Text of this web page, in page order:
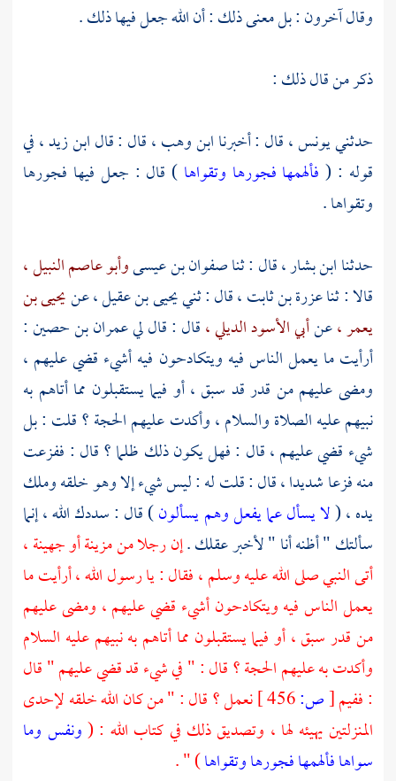
وقال آخرون : بل معنى ذلك : أن الله جعل فيها ذلك .
ذكر من قال ذلك :
حدثنييونس ،قال : أخبرناابن وهب ،قال : قالابن زيد ،في
قوله : ( فألهمها فجورها وتقواها ) قال : جعل فيها فجورها
وتقواها .
حدثناابن بشار ،قال : ثناصفوان بن عيسىوأبو عاصم النبيل ،
قالا : ثناعزرة بن ثابت ،قال : ثنييحيى بن عقيل ،عنيحيى بن
يعمر ،عنأبي الأسود الديلي ،قال : قال ليعمران بن حصين:
أرأيت ما يعمل الناس فيه ويتكادحون فيه أشيء قضي عليهم ،
ومضى عليهم من قدر قد سبق ، أو فيما يستقبلون مما أتاهم به
نبيهم عليه الصلاة والسلام ، وأكدت عليهم الحجة ؟ قلت : بل
شيء قضي عليهم ، قال : فهل يكون ذلك ظلما ؟ قال : ففزعت
منه فزعا شديدا ، قال : قلت له : ليس شيء إلا وهو خلقه وملك
يده ، (لا يسأل عما يفعل وهم يسألون) قال : سددك الله ، إنما
سألتك " أظنه أنا " لأخبر عقلك .إن رجلا منمزينةأوجهينة ،
أتى النبي صلى الله عليه وسلم ، فقال : يا رسول الله ، أرأيت ما
يعمل الناس فيه ويتكادحون أشيء قضي عليهم ، ومضى عليهم
من قدر سبق ، أو فيما يستقبلون مما أتاهم به نبيهم عليه السلام
وأكدت به عليهم الحجة ؟ قال : " في شيء قد قضي عليهم " قال
: ففيم[ص:
نعمل ؟ قال : " من كان الله خلقه لإحدى
المنزلتين يهيئه لها ، وتصديق ذلك في كتاب الله : (ونفس وما
سواها فألهمها فجورها وتقواها) " .